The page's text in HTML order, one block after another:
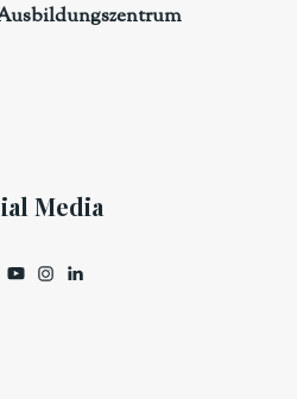
Media